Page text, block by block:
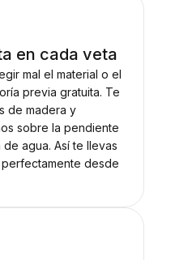
en cada veta
mal el material o el
previa gratuita. Te
de madera y
sobre la pendiente
agua. Así te llevas
desde